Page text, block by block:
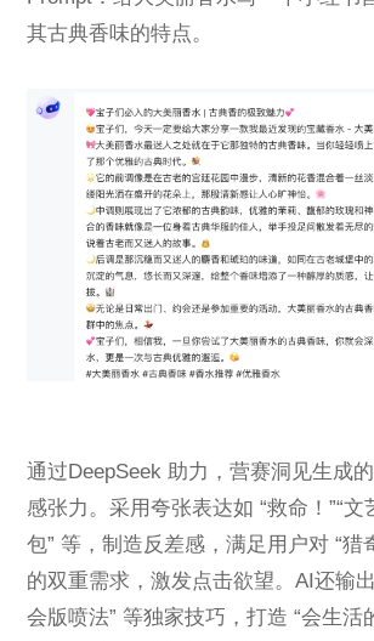
其古典香味的特点。
通过DeepSeek 助力，营赛洞见生成
感张力。采用夸张表达如 “救命！”“
包” 等，制造反差感，满足用户对 “猎
的双重需求，激发点击欲望。AI还输
会版喷法” 等独家技巧，打造 “会生活